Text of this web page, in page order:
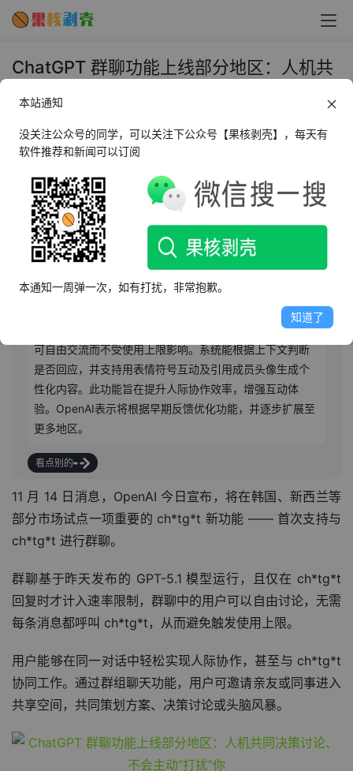
ChatGPT 群聊功能上线部分地区：人机共
2025年11月14日 上午11:48 • AI相关
AI摘要
此内容由AI根据文章内容自动生成，并已由人工审核
OpenAI 于11月14日宣布在韩国、新西兰等部分市场试点
ChatGPT群聊功能，基于GPT-5.1模型运行。该功能允许
用户与亲友或同事在共享对话空间中协作，进行方案策
划、决策讨论或头脑风暴。群聊中，ChatGPT仅在被明确
提及“ChatGPT”时回复，且仅其回复计入速率限制，用户
可自由交流而不受使用上限影响。系统能根据上下文判断
是否回应，并支持用表情符号互动及引用成员头像生成个
性化内容。此功能旨在提升人际协作效率，增强互动体
验。OpenAI表示将根据早期反馈优化功能，并逐步扩展至
更多地区。
看点别的
11 月 14 日消息，OpenAI 今日宣布，将在韩国、新西兰等
部分市场试点一项重要的 ch*tg*t 新功能 —— 首次支持与
ch*tg*t 进行群聊。
群聊基于昨天发布的 GPT-5.1 模型运行，且仅在 ch*tg*t
回复时才计入速率限制，群聊中的用户可以自由讨论，无需
每条消息都呼叫 ch*tg*t，从而避免触发使用上限。
用户能够在同一对话中轻松实现人际协作，甚至与 ch*tg*t
协同工作。通过群组聊天功能，用户可邀请亲友或同事进入
共享空间，共同策划方案、决策讨论或头脑风暴。
本站通知
没关注公众号的同学，可以关注下公众号【果核剥壳】，每天有
软件推荐和新闻可以订阅
本通知一周弹一次，如有打扰，非常抱歉。
知道了